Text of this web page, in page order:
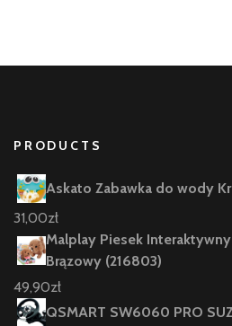
PRODUCTS
Askato Zabawka do wody
31,00zł
Malplay Piesek
Brązowy (216803)
49,90zł
QSMART SW6060 PRO